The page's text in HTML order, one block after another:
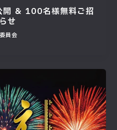
＆ 100名様無料ご招
せ
員会